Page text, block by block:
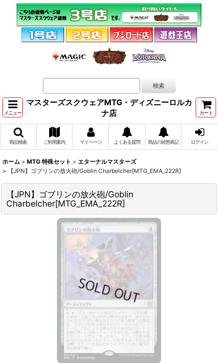
メニュー
マスターズスクウェアMTG・ディズニーロルカ
ナ店
カート
商品検索 ご利用案内 マイページ よくある質問 商品の状態表記 ログイン
ホーム > MTG 特殊セット > エターナルマスターズ
>
【JPN】ゴブリンの放火砲/Goblin Charbelcher[MTG_EMA_222R]
【JPN】ゴブリンの放火砲/Goblin
Charbelcher[MTG_EMA_222R]